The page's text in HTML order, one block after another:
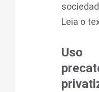
Leia o